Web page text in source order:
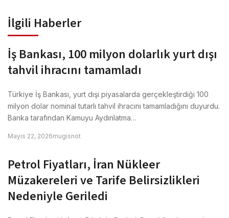
İlgili Haberler
İş Bankası, 100 milyon dolarlık yurt dışı
tahvil ihracını tamamladı
Türkiye İş Bankası, yurt dışı piyasalarda gerçekleştirdiği 100
milyon dolar nominal tutarlı tahvil ihracını tamamladığını duyurdu.
Banka tarafından Kamuyu Aydınlatma…
Mayıs 22, 2026mugisnot
Petrol Fiyatları, İran Nükleer
Müzakereleri ve Tarife Belirsizlikleri
Nedeniyle Geriledi